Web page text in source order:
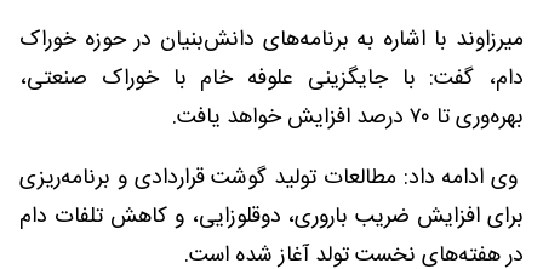
میرزاوند با اشاره به برنامه‌های دانش‌بنیان در حوزه خوراک
دام، گفت: با جایگزینی علوفه خام با خوراک صنعتی،
بهره‌وری تا ۷۰ درصد افزایش خواهد یافت.
وی ادامه داد: مطالعات تولید گوشت قراردادی و برنامه‌ریزی
برای افزایش ضریب باروری، دوقلوزایی، و کاهش تلفات دام
در هفته‌های نخست تولد آغاز شده است.